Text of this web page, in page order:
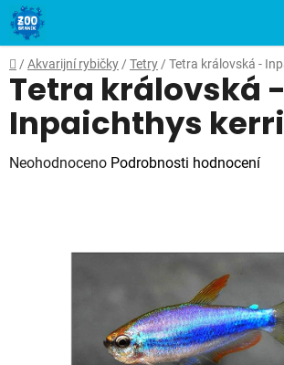
Přejít
na
obsah
Domů
/ Akvarijní rybičky / Tetry / Tetra královská -
Tetra královská -
Inpaichthys kerri
Průměrné
Neohodnoceno Podrobnosti hodnocení